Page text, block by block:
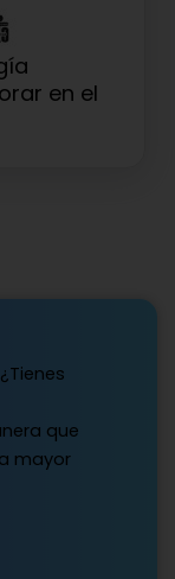
en el
que
mayor